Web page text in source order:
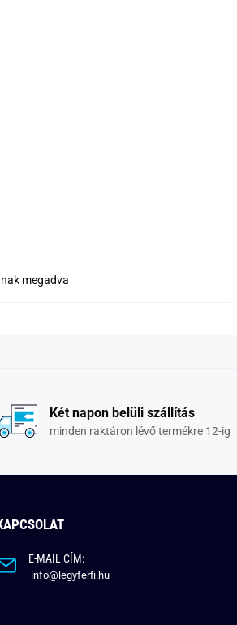
megadva
Két napon belüli szállítás
minden raktáron lévő termékre 12-ig
E-MAIL CÍM:
info@legyferfi.hu